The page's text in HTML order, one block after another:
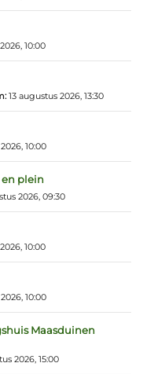
10:00
13 augustus 2026, 13:30
10:00
en plein
2026, 09:30
10:00
10:00
Maasduinen
2026, 15:00